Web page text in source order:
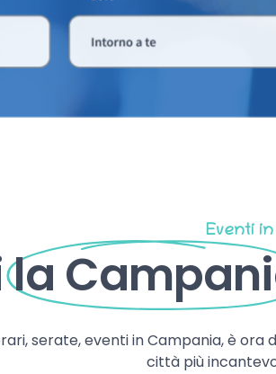
Eventi in
la
serate, eventi in Campania, è
città più